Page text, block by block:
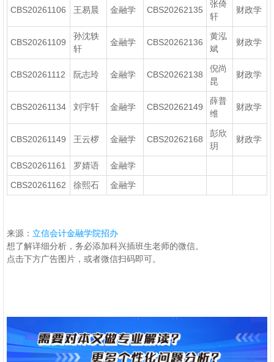
CBS20261106 王易晨 金融学 CBS20262135
张倚
轩
财政学
CBS20261109
孙沈轶
轩
金融学 CBS20262136
黄泓
斌
财政学
CBS20261112 阮志玲 金融学 CBS20262138
倪尚
昆
财政学
CBS20261134 刘宇轩 金融学 CBS20262149
薛普
维
财政学
CBS20261149 王云椤 金融学 CBS20262168
彭欣
玥
财政学
CBS20261161 罗婧语
金融学
CBS20261162
徐熙石 金融学
来源： 立信会计金融学院招办
想了解详细分析，务必添加科兴插班生老师的微信。
点击下方广告图片，或者微信扫码即可。